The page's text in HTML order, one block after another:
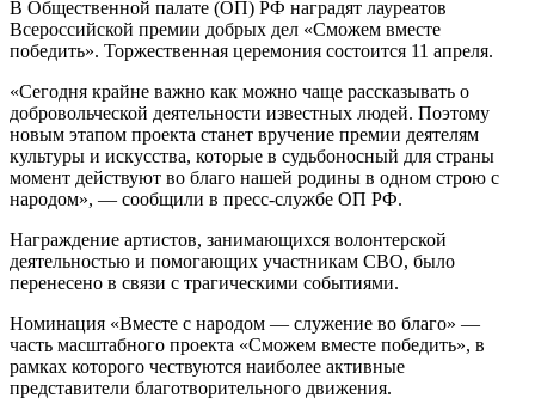
В Общественной палате (ОП) РФ наградят лауреатов
Всероссийской премии добрых дел «Сможем вместе
победить». Торжественная церемония состоится 11 апреля.
«Сегодня крайне важно как можно чаще рассказывать о
добровольческой деятельности известных людей. Поэтому
новым этапом проекта станет вручение премии деятелям
культуры и искусства, которые в судьбоносный для страны
момент действуют во благо нашей родины в одном строю с
народом», — сообщили в пресс-службе ОП РФ.
Награждение артистов, занимающихся волонтерской
деятельностью и помогающих участникам СВО, было
перенесено в связи с трагическими событиями.
Номинация «Вместе с народом — служение во благо» —
часть масштабного проекта «Сможем вместе победить», в
рамках которого чествуются наиболее активные
представители благотворительного движения.